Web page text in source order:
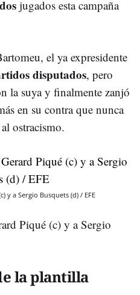
jugados esta campaña
el ya expresidente
disputados, pero
la suya y finalmente zanjó
en su contra que nunca
ostracismo.
y a Sergio Busquets (d) / EFE
Piqué (c) y a Sergio
la plantilla